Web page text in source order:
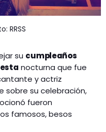
RRSS
su cumpleaños
nocturna que fue
y actriz
sobre su celebración,
fueron
famosos, besos